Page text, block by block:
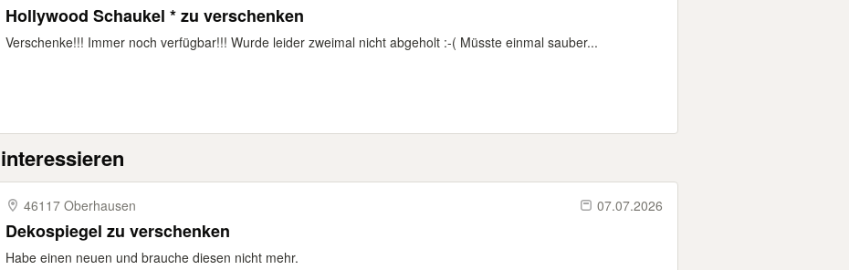
Hollywood Schaukel * zu verschenken
Verschenke!!! Immer noch verfügbar!!! Wurde leider zweimal nicht abgeholt :-( Müsste einmal sauber...
46117 Oberhausen 07.07.2026
Dekospiegel zu verschenken
Habe einen neuen und brauche diesen nicht mehr.